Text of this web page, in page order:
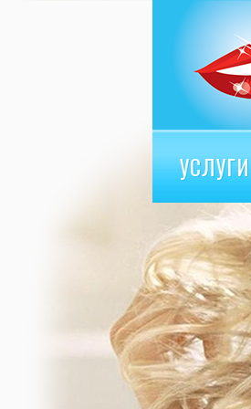
УСЛУГИ